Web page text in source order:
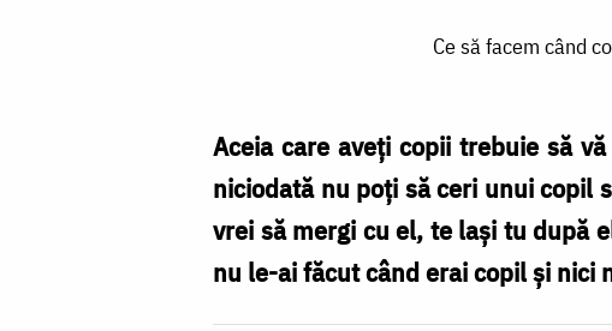
Ce să facem când
Aceia care aveți copii trebuie să
niciodată nu poți să ceri unui copil
vrei să mergi cu el, te lași tu după
nu le­-ai făcut când erai copil și nici